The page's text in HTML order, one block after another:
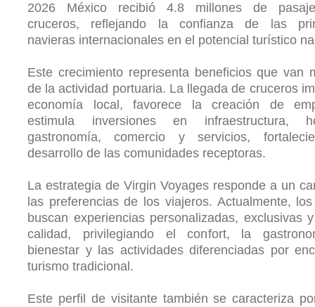
2026 México recibió 4.8 millones de
cruceros, reflejando la confianza de las
navieras internacionales en el potencial turístico
Este crecimiento representa beneficios que van
de la actividad portuaria. La llegada de cruceros
economía local, favorece la creación de
estimula inversiones en infraestructura,
gastronomía, comercio y servicios,
desarrollo de las comunidades receptoras.
La estrategia de Virgin Voyages responde a un
las preferencias de los viajeros. Actualmente,
buscan experiencias personalizadas, exclusivas
calidad, privilegiando el confort, la
bienestar y las actividades diferenciadas por
turismo tradicional.
Este perfil de visitante también se caracteriza